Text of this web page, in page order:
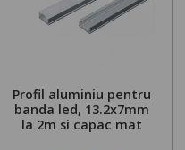
Profil aluminiu pentru
banda led, 13.2x7mm
la 2m si capac mat